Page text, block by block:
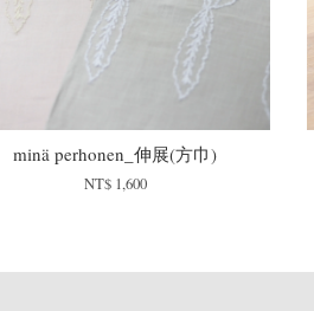
minä perhonen_伸展(方巾)
NT$ 1,600